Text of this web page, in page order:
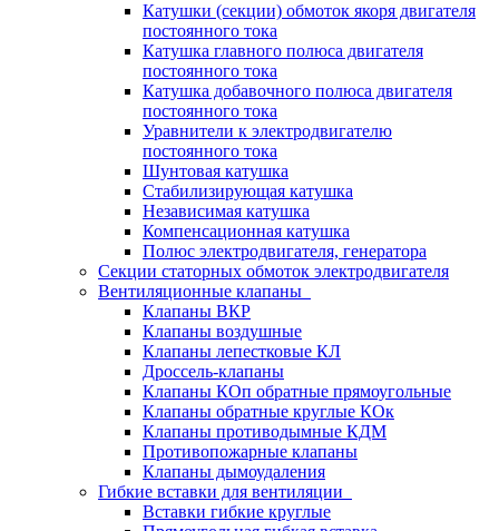
Катушки (секции) обмоток якоря двигателя
постоянного тока
Катушка главного полюса двигателя
постоянного тока
Катушка добавочного полюса двигателя
постоянного тока
Уравнители к электродвигателю
постоянного тока
Шунтовая катушка
Стабилизирующая катушка
Независимая катушка
Компенсационная катушка
Полюс электродвигателя, генератора
Секции статорных обмоток электродвигателя
Вентиляционные клапаны
Клапаны ВКР
Клапаны воздушные
Клапаны лепестковые КЛ
Дроссель-клапаны
Клапаны КОп обратные прямоугольные
Клапаны обратные круглые КОк
Клапаны противодымные КДМ
Противопожарные клапаны
Клапаны дымоудаления
Гибкие вставки для вентиляции
Вставки гибкие круглые